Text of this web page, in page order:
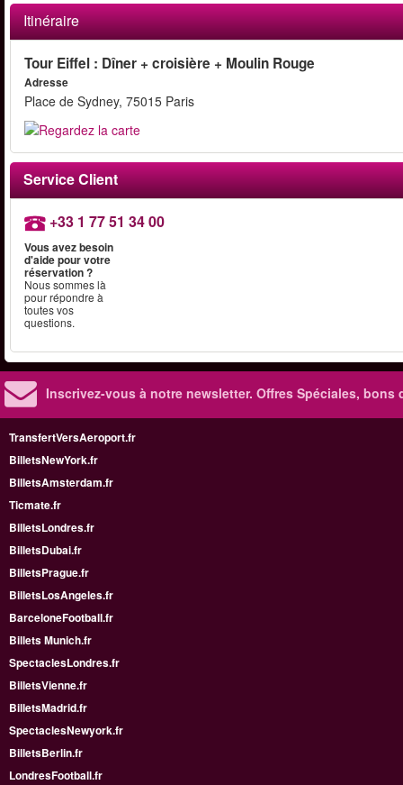
Itinéraire
Tour Eiffel : Dîner + croisière + Moulin Rouge
Adresse
Place de Sydney, 75015 Paris
Service Client
+33 1 77 51 34 00
Vous avez besoin
d'aide pour votre
réservation ?
Nous sommes là
pour répondre à
toutes vos
questions.
Inscrivez-vous à notre newsletter. Offres Spéciales, bons
TransfertVersAeroport.fr
BilletsNewYork.fr
BilletsAmsterdam.fr
Ticmate.fr
BilletsLondres.fr
BilletsDubai.fr
BilletsPrague.fr
BilletsLosAngeles.fr
BarceloneFootball.fr
Billets Munich.fr
SpectaclesLondres.fr
BilletsVienne.fr
BilletsMadrid.fr
SpectaclesNewyork.fr
BilletsBerlin.fr
LondresFootball.fr